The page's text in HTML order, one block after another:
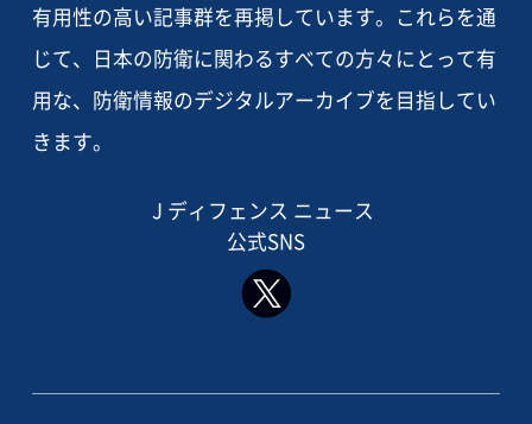
有用性の高い記事群を再掲しています。これらを通
じて、日本の防衛に関わるすべての方々にとって有
用な、防衛情報のデジタルアーカイブを目指してい
きます。
J ディフェンス ニュース
公式SNS